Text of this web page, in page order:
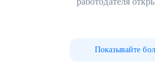
Показывайте